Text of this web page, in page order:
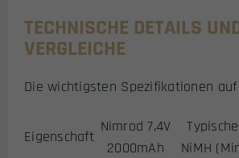
TECHNISCHE DETAILS
VERGLEICHE
Die wichtigsten Spezifikationen
Eigenschaft
Nimrod 7,4V
2000mAh
NiMH